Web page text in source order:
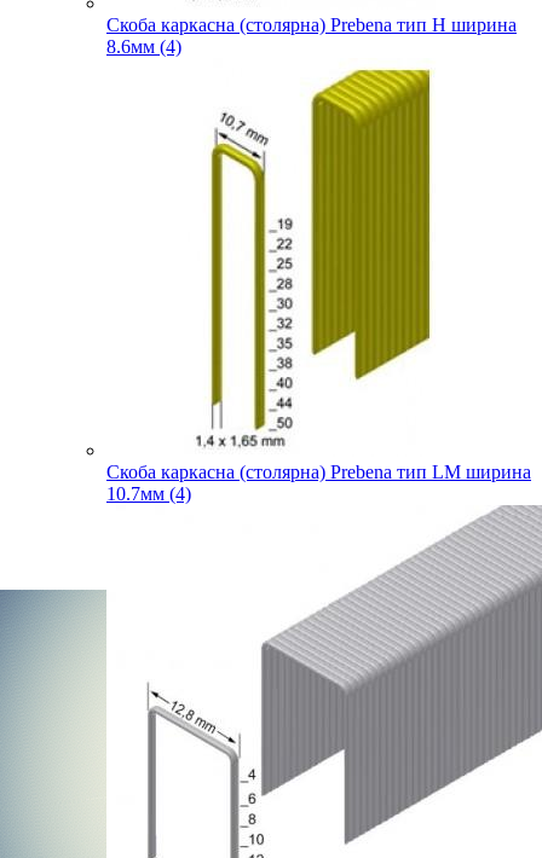
Скоба каркасна (столярна) Prebena тип H ширина
8.6мм (4)
Скоба каркасна (столярна) Prebena тип LM ширина
10.7мм (4)